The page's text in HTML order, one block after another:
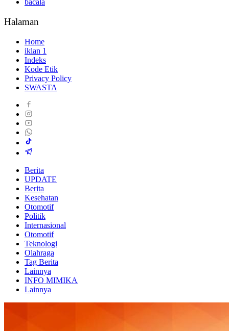
bacala
Halaman
Home
iklan 1
Indeks
Kode Etik
Privacy Policy
SWASTA
Berita
UPDATE
Berita
Kesehatan
Otomotif
Politik
Internasional
Otomotif
Teknologi
Olahraga
Tag Berita
Lainnya
INFO MIMIKA
Lainnya